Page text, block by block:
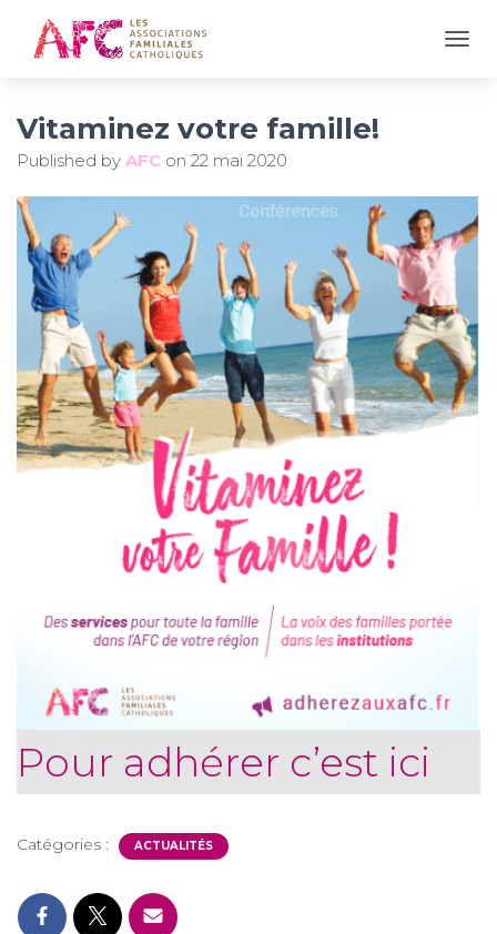
Vitaminez votre famille!
Published by AFC on 22 mai 2020
Pour adhérer c’est ici
Catégories : ACTUALITÉS